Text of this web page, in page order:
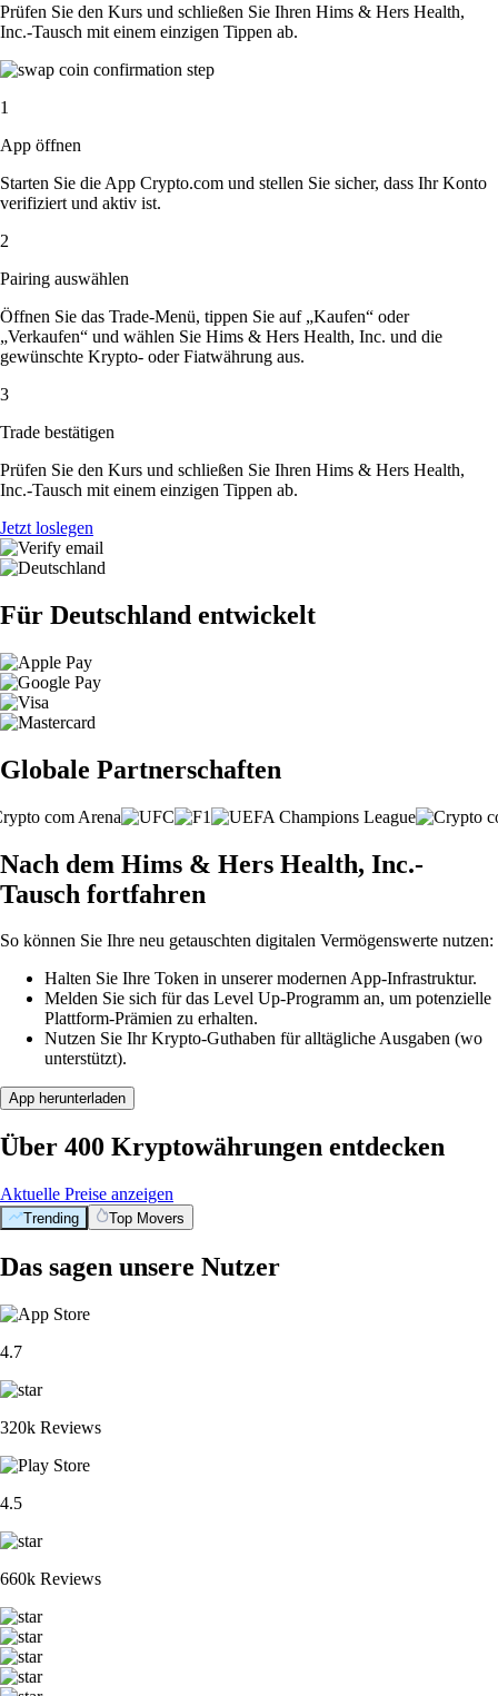
Prüfen Sie den Kurs und schließen Sie Ihren Hims & Hers Health,
Inc.-Tausch mit einem einzigen Tippen ab.
1
App öffnen
Starten Sie die App Crypto.com und stellen Sie sicher, dass Ihr Konto
verifiziert und aktiv ist.
2
Pairing auswählen
Öffnen Sie das Trade-Menü, tippen Sie auf „Kaufen“ oder
„Verkaufen“ und wählen Sie Hims & Hers Health, Inc. und die
gewünschte Krypto- oder Fiatwährung aus.
3
Trade bestätigen
Prüfen Sie den Kurs und schließen Sie Ihren Hims & Hers Health,
Inc.-Tausch mit einem einzigen Tippen ab.
Jetzt loslegen
Für Deutschland entwickelt
Globale Partnerschaften
Nach dem Hims & Hers Health, Inc.-
Tausch fortfahren
So können Sie Ihre neu getauschten digitalen Vermögenswerte nutzen:
Halten Sie Ihre Token in unserer modernen App-Infrastruktur.
Melden Sie sich für das Level Up-Programm an, um potenzielle
Plattform-Prämien zu erhalten.
Nutzen Sie Ihr Krypto-Guthaben für alltägliche Ausgaben (wo
unterstützt).
App herunterladen
Über 400 Kryptowährungen entdecken
Aktuelle Preise anzeigen
Trending Top Movers
Das sagen unsere Nutzer
4.7
320k Reviews
4.5
660k Reviews